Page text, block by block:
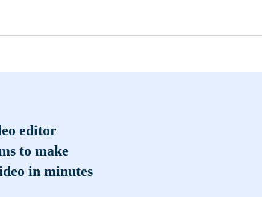
editor
to make
in minutes